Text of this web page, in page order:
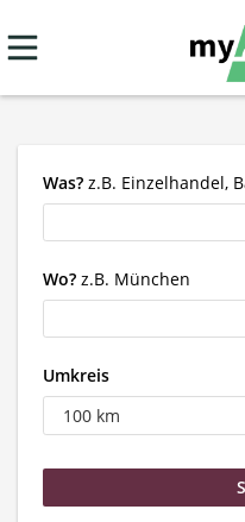
Was? z.B. Einzelhandel,
Wo? z.B. München
Umkreis